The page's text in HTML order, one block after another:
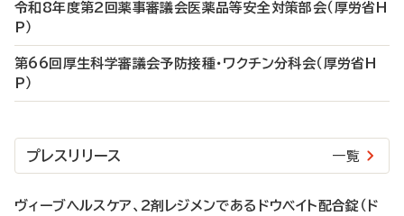
令和8年度第2回薬事審議会医薬品等安全対策部会（厚労省H
P）
第66回厚生科学審議会予防接種・ワクチン分科会（厚労省H
P）
プレスリリース 一覧
ヴィーブヘルスケア、2剤レジメンであるドウベイト配合錠（ド